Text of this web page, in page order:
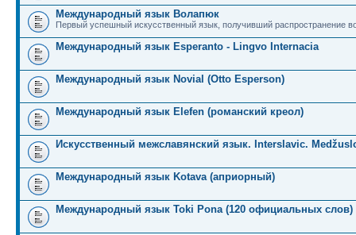
Международный язык Волапюк
Первый успешный искусственный язык, получивший распространение
Международный язык Esperanto - Lingvo Internacia
Международный язык Novial (Otto Esperson)
Международный язык Elefen (романский креол)
Искусственный межславянский язык. Interslavic.
Международный язык Kotava (априорный)
Международный язык Toki Pona (120 официальных слов)